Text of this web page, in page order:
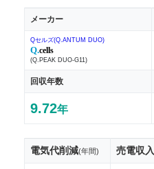
メーカー
Qセルズ(Q.ANTUM DUO)
Q.cells
(Q.PEAK DUO-G11)
回収年数
9.72年
電気代削減(年間) 売電収入